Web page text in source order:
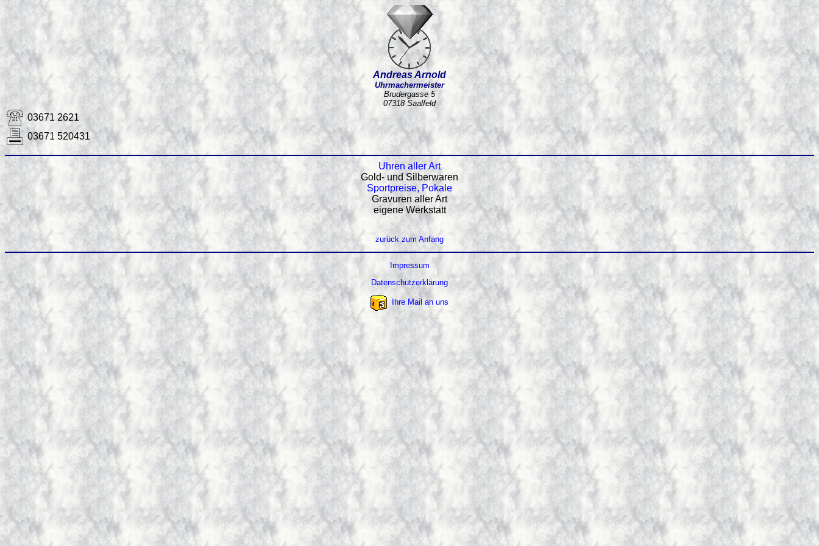
Andreas Arnold
Uhrmachermeister
Brudergasse 5
07318 Saalfeld
03671 2621
03671 520431
Uhren aller Art
Gold- und Silberwaren
Sportpreise, Pokale
Gravuren aller Art
eigene Werkstatt
zurück zum Anfang
Impressum
Datenschutzerklärung
Ihre Mail an uns